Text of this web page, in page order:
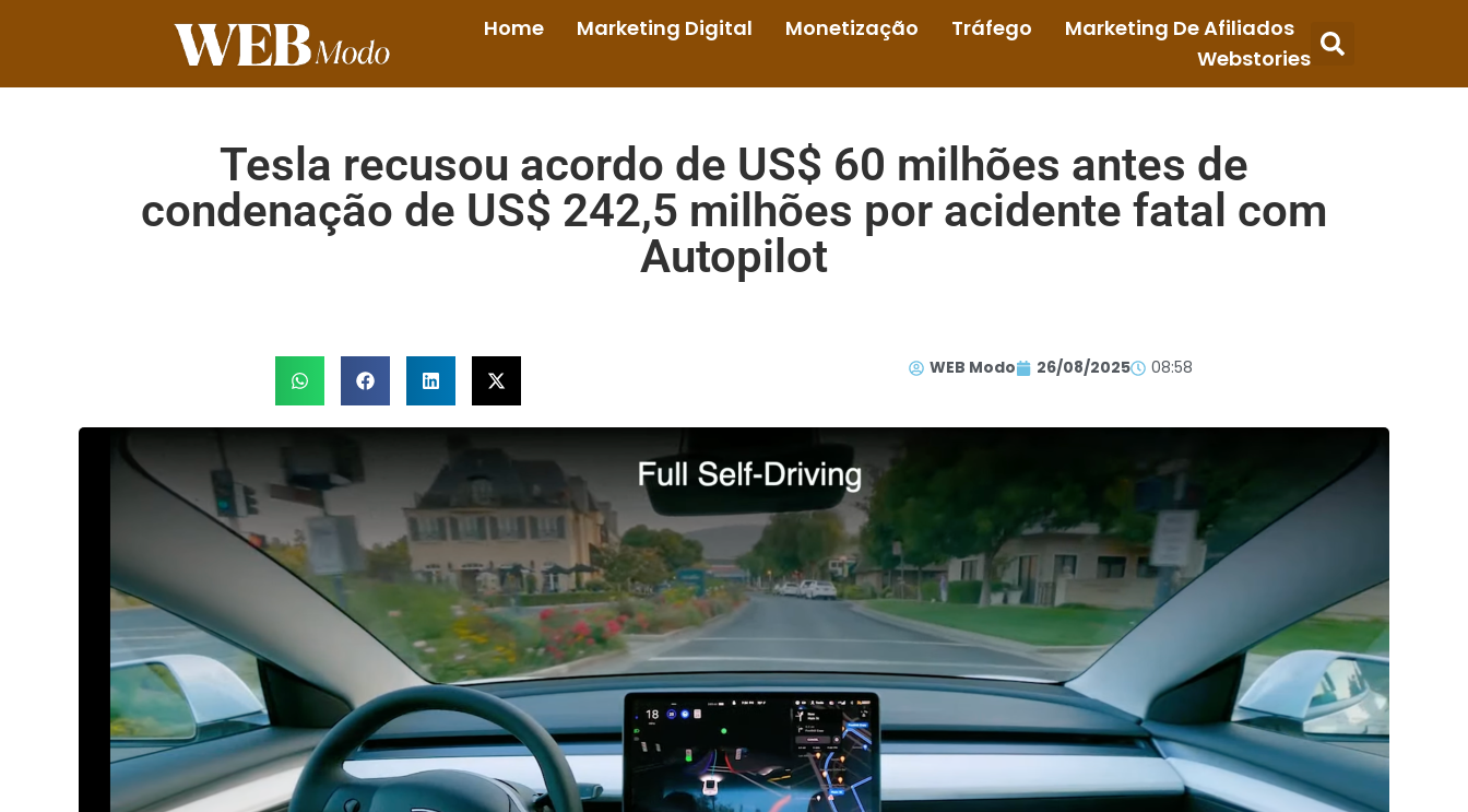
Home Marketing Digital Monetização Tráfego
Marketing De Afiliados
Webstories
Tesla recusou acordo de US$ 60 milhões antes de
condenação de US$ 242,5 milhões por acidente fatal com
Autopilot
WEB Modo 26/08/2025 08:58